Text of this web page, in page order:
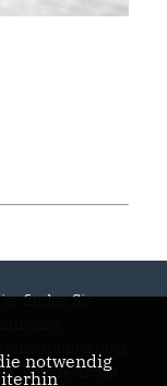
finden Sie
unsere Arbeit
notwendig